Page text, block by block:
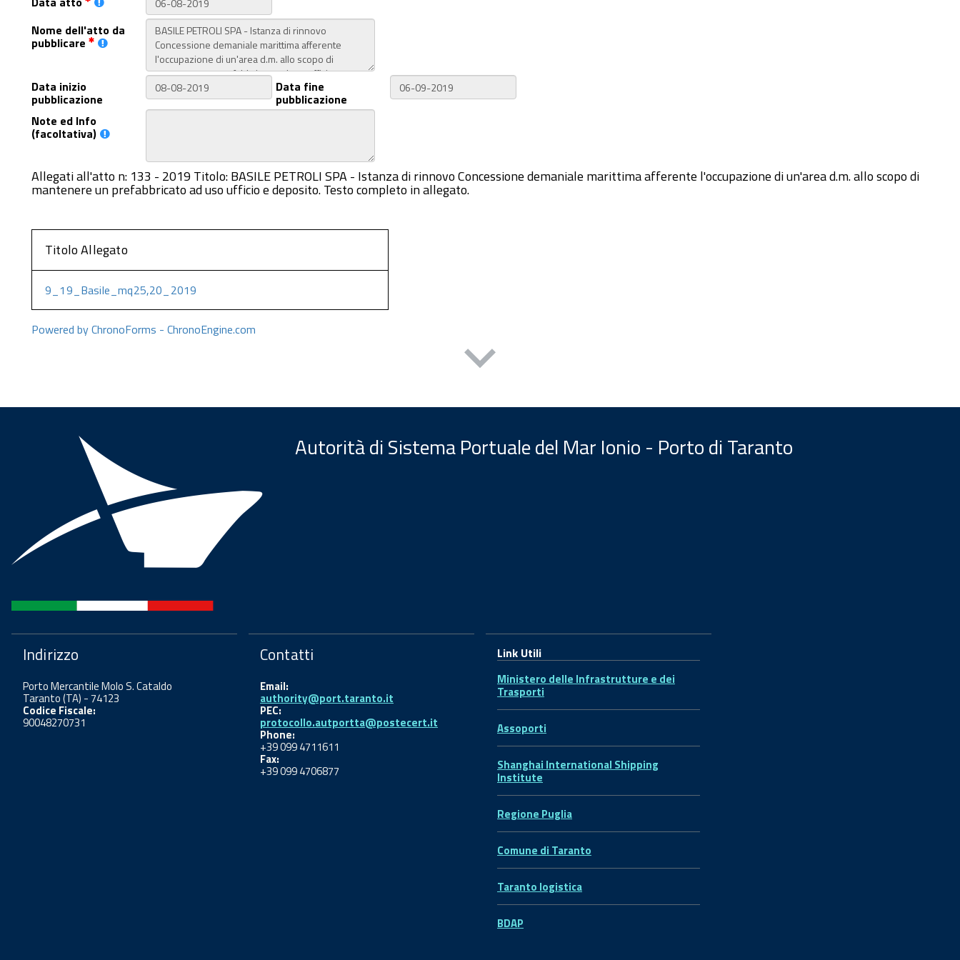
Nome dell'atto da
pubblicare
Data inizio
pubblicazione
Data fine
pubblicazione
Note ed Info
(facoltativa)
Allegati all'atto n: 133 - 2019 Titolo: BASILE PETROLI SPA - Istanza di rinnovo Concessione demaniale marittima afferente l'occupazione di un'area d.m. allo scopo di
mantenere un prefabbricato ad uso ufficio e deposito. Testo completo in allegato.
Titolo Allegato
9_19_Basile_mq25,20_2019
Powered by ChronoForms - ChronoEngine.com
Autorità di Sistema Portuale del Mar Ionio - Porto di Taranto
Indirizzo
Porto Mercantile Molo S. Cataldo
Taranto (TA) - 74123
Codice Fiscale:
90048270731
Contatti
Email:
authority@port.taranto.it
PEC:
protocollo.autportta@postecert.it
Phone:
+39 099 4711611
Fax:
+39 099 4706877
Link Utili
Ministero delle Infrastrutture e dei
Trasporti
Assoporti
Shanghai International Shipping
Institute
Regione Puglia
Comune di Taranto
Taranto logistica
BDAP